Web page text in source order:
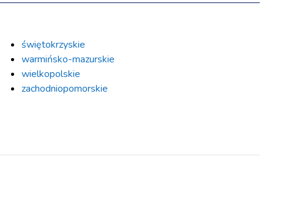
świętokrzyskie
warmińsko-mazurskie
wielkopolskie
zachodniopomorskie